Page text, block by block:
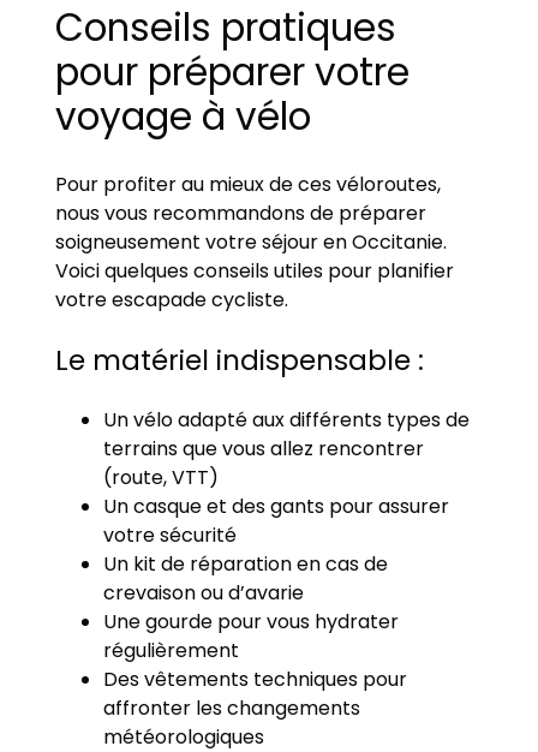
Conseils pratiques
pour préparer votre
voyage à vélo
Pour profiter au mieux de ces véloroutes,
nous vous recommandons de préparer
soigneusement votre séjour en Occitanie.
Voici quelques conseils utiles pour planifier
votre escapade cycliste.
Le matériel indispensable :
Un vélo adapté aux différents types de
terrains que vous allez rencontrer
(route, VTT)
Un casque et des gants pour assurer
votre sécurité
Un kit de réparation en cas de
crevaison ou d’avarie
Une gourde pour vous hydrater
régulièrement
Des vêtements techniques pour
affronter les changements
météorologiques